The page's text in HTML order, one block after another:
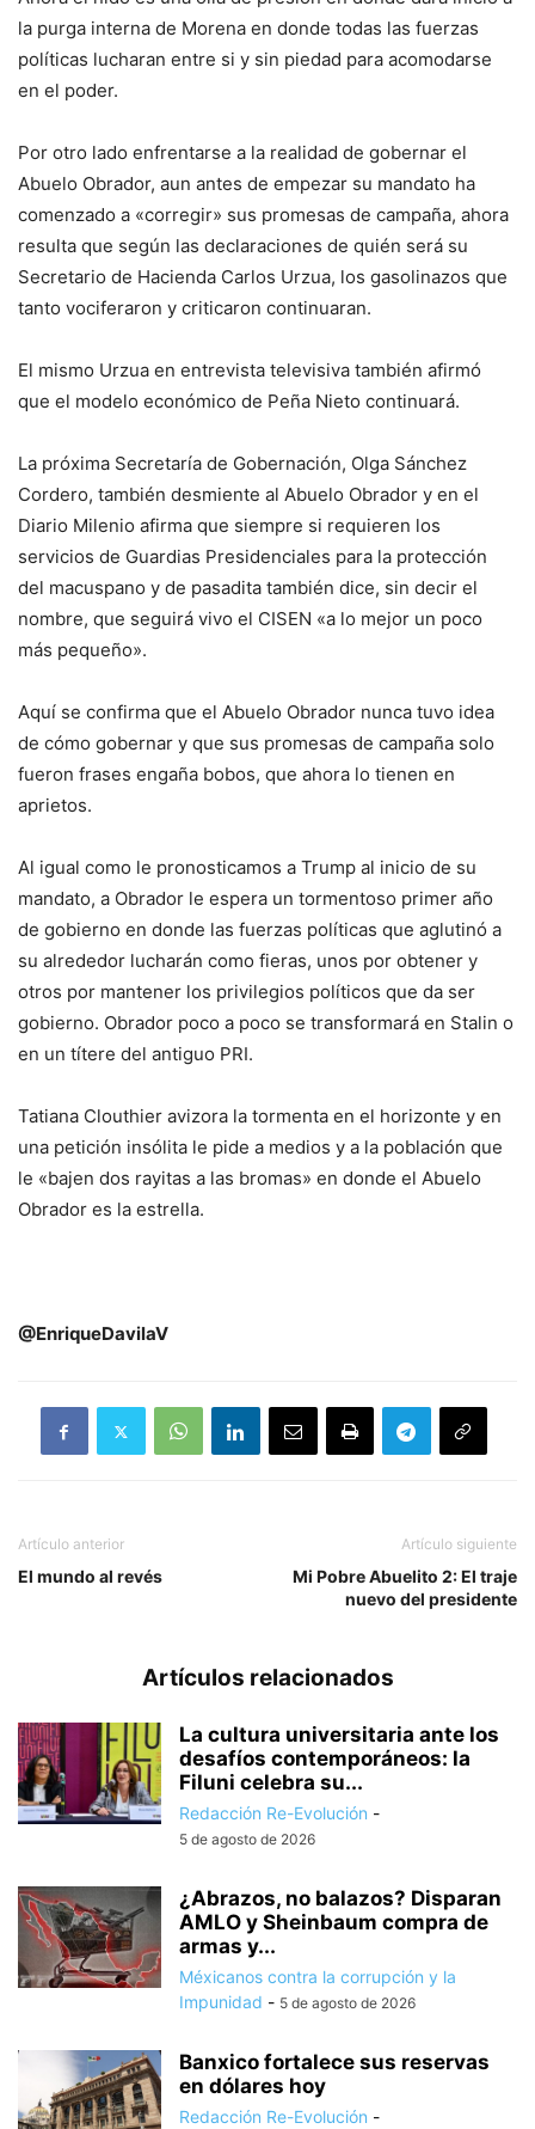
la purga interna de Morena en donde todas las fuerzas
políticas lucharan entre si y sin piedad para acomodarse
en el poder.
Por otro lado enfrentarse a la realidad de gobernar el
Abuelo Obrador, aun antes de empezar su mandato ha
comenzado a «corregir» sus promesas de campaña, ahora
resulta que según las declaraciones de quién será su
Secretario de Hacienda Carlos Urzua, los gasolinazos que
tanto vociferaron y criticaron continuaran.
El mismo Urzua en entrevista televisiva también afirmó
que el modelo económico de Peña Nieto continuará.
La próxima Secretaría de Gobernación, Olga Sánchez
Cordero, también desmiente al Abuelo Obrador y en el
Diario Milenio afirma que siempre si requieren los
servicios de Guardias Presidenciales para la protección
del macuspano y de pasadita también dice, sin decir el
nombre, que seguirá vivo el CISEN «a lo mejor un poco
más pequeño».
Aquí se confirma que el Abuelo Obrador nunca tuvo idea
de cómo gobernar y que sus promesas de campaña solo
fueron frases engaña bobos, que ahora lo tienen en
aprietos.
Al igual como le pronosticamos a Trump al inicio de su
mandato, a Obrador le espera un tormentoso primer año
de gobierno en donde las fuerzas políticas que aglutinó a
su alrededor lucharán como fieras, unos por obtener y
otros por mantener los privilegios políticos que da ser
gobierno. Obrador poco a poco se transformará en Stalin o
en un títere del antiguo PRI.
Tatiana Clouthier avizora la tormenta en el horizonte y en
una petición insólita le pide a medios y a la población que
le «bajen dos rayitas a las bromas» en donde el Abuelo
Obrador es la estrella.
@EnriqueDavilaV
Artículo anterior
El mundo al revés
Artículo siguiente
Mi Pobre Abuelito 2: El traje
nuevo del presidente
Artículos relacionados
La cultura universitaria ante los
desafíos contemporáneos: la
Filuni celebra su...
Redacción Re-Evolución -
5 de agosto de 2026
¿Abrazos, no balazos? Disparan
AMLO y Sheinbaum compra de
armas y...
Méxicanos contra la corrupción y la
Impunidad - 5 de agosto de 2026
Banxico fortalece sus reservas
en dólares hoy
Redacción Re-Evolución -